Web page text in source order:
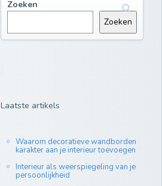
Zoeken
Zoeken
Laatste artikels
Waarom decoratieve wandborden
karakter aan je interieur toevoegen
Interieur als weerspiegeling van je
persoonlijkheid